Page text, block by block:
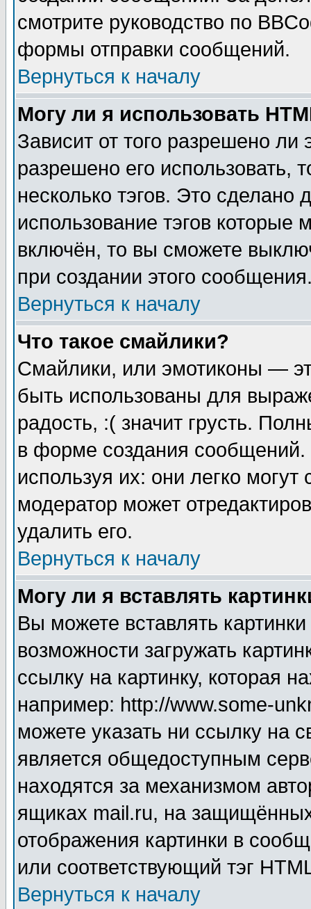
смотрите руководство по
формы отправки сообщений.
Вернуться к началу
Могу ли я использовать
Зависит от того разрешено
разрешено его использовать,
несколько тэгов. Это сделано
использование тэгов
включён, то вы сможете
при создании этого
Вернуться к началу
Что такое смайлики?
Смайлики, или эмотиконы —
быть использованы для
радость, :( значит грусть.
в форме создания сообщений.
используя их: они легко
модератор может
удалить его.
Вернуться к началу
Могу ли я вставлять
Вы можете вставлять
возможности загружать
ссылку на картинку, которая
например: http://www.some-
можете указать ни ссылку на
является общедоступным
находятся за механизмом
ящиках mail.ru, на
отображения картинки в
или соответствующий тэг
Вернуться к началу